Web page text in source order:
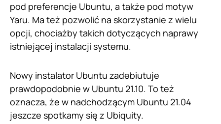
pod preferencje Ubuntu, a także pod motyw
Yaru. Ma też pozwolić na skorzystanie z wielu
opcji, chociażby takich dotyczących naprawy
istniejącej instalacji systemu.
Nowy instalator Ubuntu zadebiutuje
prawdopodobnie w Ubuntu 21.10. To też
oznacza, że w nadchodzącym Ubuntu 21.04
jeszcze spotkamy się z Ubiquity.